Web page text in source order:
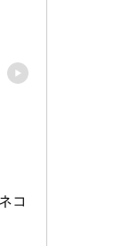
コ